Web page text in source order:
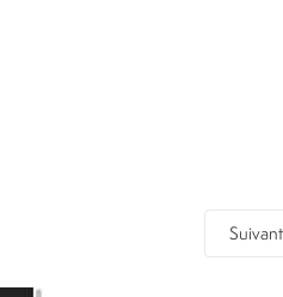
Suivant